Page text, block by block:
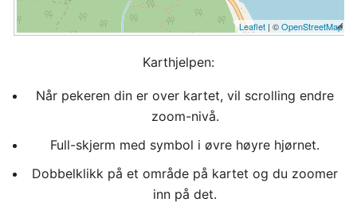
Leaflet | ©OpenStreetMap
Karthjelpen:
Når pekeren din er over kartet, vil scrolling endre
zoom-nivå.
Full-skjerm med symbol i øvre høyre hjørnet.
Dobbelklikk på et område på kartet og du zoomer
inn på det.